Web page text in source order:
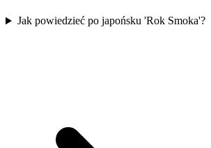
Jak powiedzieć po japońsku 'Rok Smoka'?